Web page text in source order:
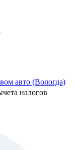
авто (Вологда)
налогов